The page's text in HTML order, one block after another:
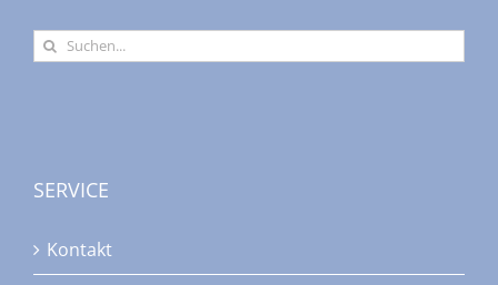
Suche
nach:
SERVICE
Kontakt